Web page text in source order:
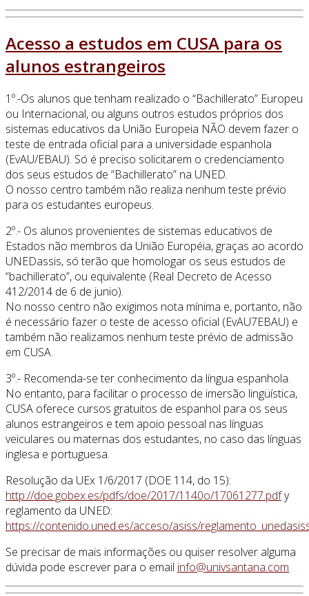
Acesso a estudos em CUSA para os
alunos estrangeiros
1º.-Os alunos que tenham realizado o “Bachillerato” Europeu
ou Internacional, ou alguns outros estudos próprios dos
sistemas educativos da União Europeia NÃO devem fazer o
teste de entrada oficial para a universidade espanhola
(EvAU/EBAU). Só é preciso solicitarem o credenciamento
dos seus estudos de “Bachillerato” na UNED.
O nosso centro também não realiza nenhum teste prévio
para os estudantes europeus.
2º.- Os alunos provenientes de sistemas educativos de
Estados não membros da União Européia, graças ao acordo
UNEDassis, só terão que homologar os seus estudos de
“bachillerato”, ou equivalente (Real Decreto de Acesso
412/2014 de 6 de junio).
No nosso centro não exigimos nota mínima e, portanto, não
é necessário fazer o teste de acesso oficial (EvAU7EBAU) e
também não realizamos nenhum teste prévio de admissão
em CUSA.
3º.- Recomenda-se ter conhecimento da língua espanhola.
No entanto, para facilitar o processo de imersão lingüística,
CUSA oferece cursos gratuitos de espanhol para os seus
alunos estrangeiros e tem apoio pessoal nas línguas
veiculares ou maternas dos estudantes, no caso das línguas
inglesa e portuguesa.
Resolução da UEx 1/6/2017 (DOE 114, do 15):
http://doe.gobex.es/pdfs/doe/2017/1140o/17061277.pdfy
reglamento da UNED:
https://contenido.uned.es/acceso/asiss/
Se precisar de mais informações ou quiser resolver alguma
dúvida pode escrever para o email